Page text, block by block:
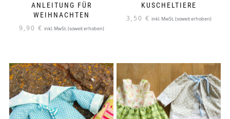
ANLEITUNG FÜR
WEIHNACHTEN
9,90 € inkl. MwSt. (soweit erhoben)
KUSCHELTIERE
3,50 € inkl. MwSt. (soweit erhoben)